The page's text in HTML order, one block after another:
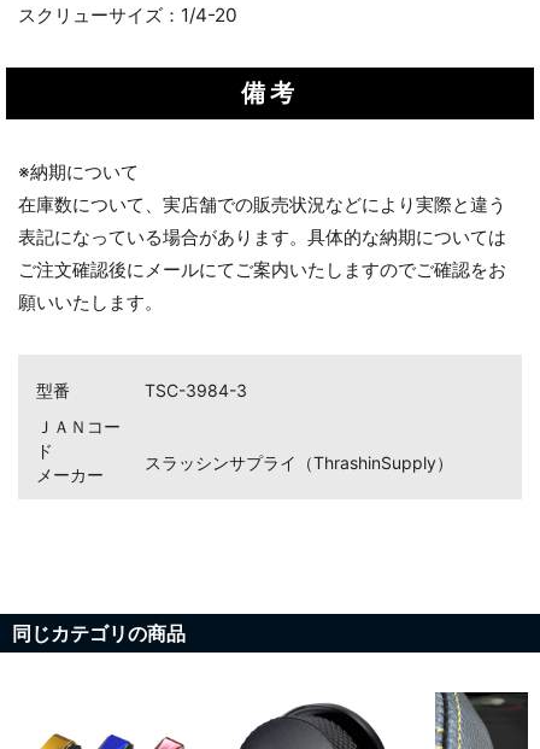
スクリューサイズ：1/4-20
備考
※納期について
在庫数について、実店舗での販売状況などにより実際と違う
表記になっている場合があります。具体的な納期については
ご注文確認後にメールにてご案内いたしますのでご確認をお
願いいたします。
型番
TSC-3984-3
ＪＡＮコー
ド
メーカー
スラッシンサプライ（ThrashinSupply）
同じカテゴリの商品